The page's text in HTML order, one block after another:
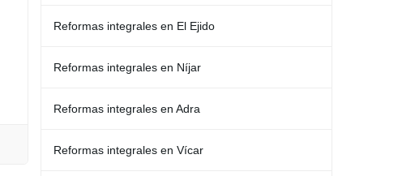
Reformas integrales en El Ejido
Reformas integrales en Níjar
Reformas integrales en Adra
Reformas integrales en Vícar